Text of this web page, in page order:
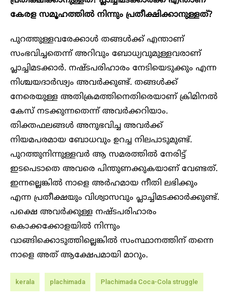
കേരള സമൂഹത്തിൽ നിന്നും പ്രതീക്ഷിക്കാനുള്ളത്?
പുറത്തുള്ളവരേക്കാള്‍ തങ്ങള്‍ക്ക് എന്താണ്
സംഭവിച്ചതെന്ന് അറിവും ബോധ്യവുമുള്ളവരാണ്
പ്ലാച്ചിമടക്കാര്‍. നഷ്ടപരിഹാരം നേടിയെടുക്കും എന്ന
നിശ്ചയദാര്‍ഢ്യം അവര്‍ക്കുണ്ട്. തങ്ങള്‍ക്ക്
നേരെയുള്ള അതിക്രമത്തിനെതിരെയാണ് ക്രിമിനല്‍
കേസ് നടക്കുന്നതെന്ന് അവര്‍ക്കറിയാം.
തിക്തഫലങ്ങള്‍ അനുഭവിച്ച അവര്‍ക്ക്
നിയമപരമായ ബോധവും ഉറച്ച നിലപാടുമുണ്ട്.
പുറത്തുനിന്നുള്ളവര്‍ ആ സമരത്തില്‍ നേരിട്ട്
ഇടപെടാതെ അവരെ പിന്തുണക്കുകയാണ് വേണ്ടത്.
ഇന്നല്ലെങ്കില്‍ നാളെ അര്‍ഹമായ നീതി ലഭിക്കും
എന്ന പ്രതീക്ഷയും വിശ്വാസവും പ്ലാച്ചിമടക്കാര്‍ക്കുണ്ട്.
പക്ഷെ അവര്‍ക്കുള്ള നഷ്ടപരിഹാരം
കൊക്കക്കോളയിൽ നിന്നും
വാങ്ങിക്കൊടുത്തില്ലെങ്കില്‍ സംസ്ഥാനത്തിന് തന്നെ
നാളെ അത് ആക്ഷേപമായി മാറും.
kerala plachimada Plachimada Coca-Cola struggle